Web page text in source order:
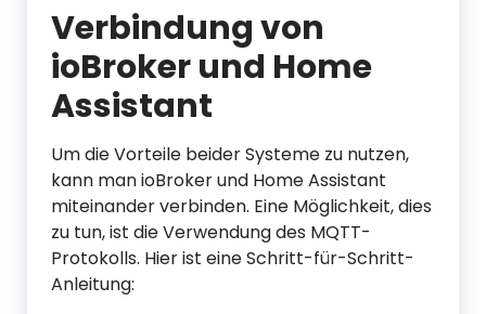
Verbindung von
ioBroker und Home
Assistant
Um die Vorteile beider Systeme zu nutzen,
kann man ioBroker und Home Assistant
miteinander verbinden. Eine Möglichkeit, dies
zu tun, ist die Verwendung des MQTT-
Protokolls. Hier ist eine Schritt-für-Schritt-
Anleitung: